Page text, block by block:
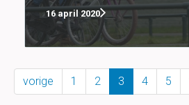
16 april 2020
vorige 1 2 3 4 5